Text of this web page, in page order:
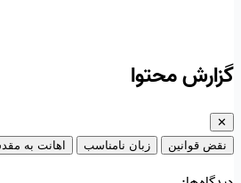
گزارش محتوا
✕
نقض قوانین
زبان نامناسب اهانت به